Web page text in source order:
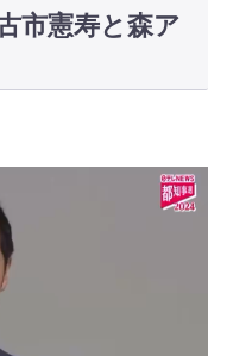
市憲寿と森ア